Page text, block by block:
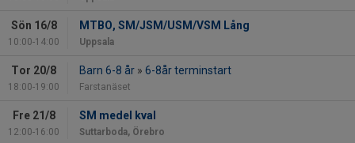
Sön 16/8
10:00-14:00
MTBO, SM/JSM/USM/VSM Lång
Uppsala
Tor 20/8
18:00-19:00
Barn 6-8 år » 6-8år terminstart
Farstanäset
Fre 21/8
12:00-16:00
SM medel kval
Suttarboda, Örebro